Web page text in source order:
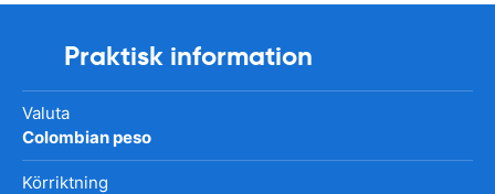
Praktisk information
Valuta
Colombian peso
Körriktning